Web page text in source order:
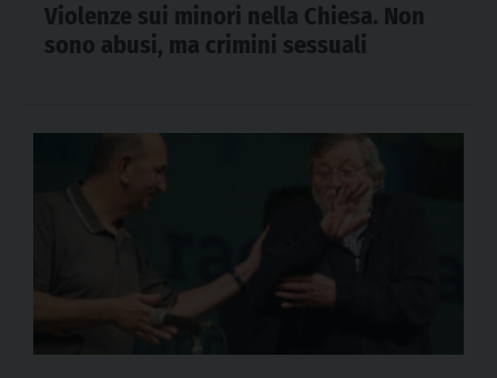
Violenze sui minori nella Chiesa. Non
sono abusi, ma crimini sessuali